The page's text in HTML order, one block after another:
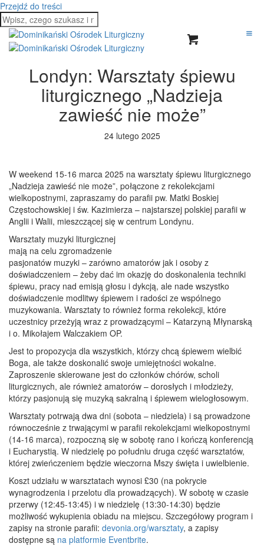
Przejdź do treści
Londyn: Warsztaty śpiewu
liturgicznego „Nadzieja
zawieść nie może”
24 lutego 2025
W weekend 15-16 marca 2025 na warsztaty śpiewu liturgicznego
„Nadzieja zawieść nie może”, połączone z rekolekcjami
wielkopostnymi, zapraszamy do parafii pw. Matki Boskiej
Częstochowskiej i św. Kazimierza – najstarszej polskiej parafii w
Anglii i Walii, mieszczącej się w centrum Londynu.
Warsztaty muzyki liturgicznej
mają na celu zgromadzenie
pasjonatów muzyki – zarówno amatorów jak i osoby z
doświadczeniem – żeby dać im okazję do doskonalenia techniki
śpiewu, pracy nad emisją głosu i dykcją, ale nade wszystko
doświadczenie modlitwy śpiewem i radości ze wspólnego
muzykowania. Warsztaty to również forma rekolekcji, które
uczestnicy przeżyją wraz z prowadzącymi – Katarzyną Młynarską
i o. Mikołajem Walczakiem OP.
Jest to propozycja dla wszystkich, którzy chcą śpiewem wielbić
Boga, ale także doskonalić swoje umiejętności wokalne.
Zaproszenie skierowane jest do członków chórów, scholi
liturgicznych, ale również amatorów – dorosłych i młodzieży,
którzy pasjonują się muzyką sakralną i śpiewem wielogłosowym.
Warsztaty potrwają dwa dni (sobota – niedziela) i są prowadzone
równocześnie z trwającymi w parafii rekolekcjami wielkopostnymi
(14-16 marca), rozpoczną się w sobotę rano i kończą konferencją
i Eucharystią. W niedzielę po południu druga część warsztatów,
której zwieńczeniem będzie wieczorna Mszy święta i uwielbienie.
Koszt udziału w warsztatach wynosi £30 (na pokrycie
wynagrodzenia i przelotu dla prowadzących). W sobotę w czasie
przerwy (12:45-13:45) i w niedzielę (13:30-14:30) będzie
możliwość wykupienia obiadu na miejscu. Szczegółowy program i
zapisy na stronie parafii: devonia.org/warsztaty, a zapisy
dostępne są na platformie Eventbrite.